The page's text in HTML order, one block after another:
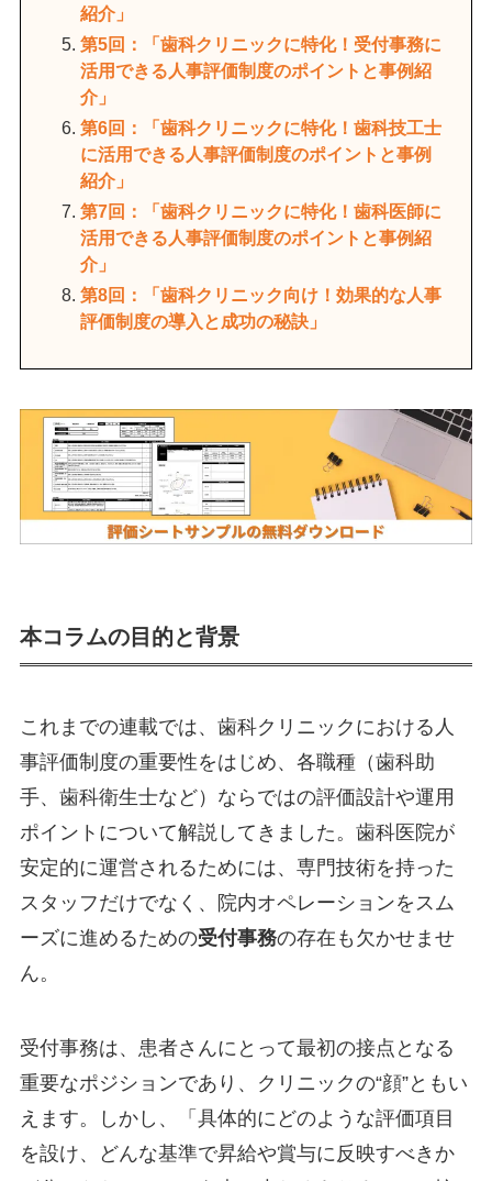
紹介」
第5回：「歯科クリニックに特化！受付事務に
活用できる人事評価制度のポイントと事例紹
介」
第6回：「歯科クリニックに特化！歯科技工士
に活用できる人事評価制度のポイントと事例
紹介」
第7回：「歯科クリニックに特化！歯科医師に
活用できる人事評価制度のポイントと事例紹
介」
第8回：「歯科クリニック向け！効果的な人事
評価制度の導入と成功の秘訣」
本コラムの目的と背景
これまでの連載では、歯科クリニックにおける人
事評価制度の重要性をはじめ、各職種（歯科助
手、歯科衛生士など）ならではの評価設計や運用
ポイントについて解説してきました。歯科医院が
安定的に運営されるためには、専門技術を持った
スタッフだけでなく、院内オペレーションをスム
ーズに進めるための受付事務の存在も欠かせませ
ん。
受付事務は、患者さんにとって最初の接点となる
重要なポジションであり、クリニックの“顔”ともい
えます。しかし、「具体的にどのような評価項目
を設け、どんな基準で昇給や賞与に反映すべきか